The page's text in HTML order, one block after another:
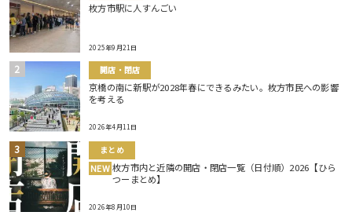
枚方市駅に人すんごい
2025年9月21日
開店・閉店
京橋の南に新駅が2028年春にできるみたい。枚方市民への影響
を考える
2026年4月11日
まとめ
NEW 枚方市内と近隣の開店・閉店一覧（日付順）2026【ひら
つーまとめ】
2026年8月10日